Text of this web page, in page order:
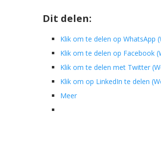
Dit delen:
Klik om te delen op WhatsApp
Klik om te delen op Facebook
Klik om te delen met Twitter
Klik om op LinkedIn te delen
Meer